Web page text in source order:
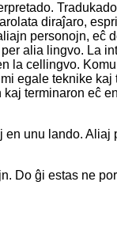
diraĵaro,
personojn, eĉ
alia lingvo. La
cellingvo.
egale teknike
terminaron eĉ
unu lando.
Do ĝi estas ne